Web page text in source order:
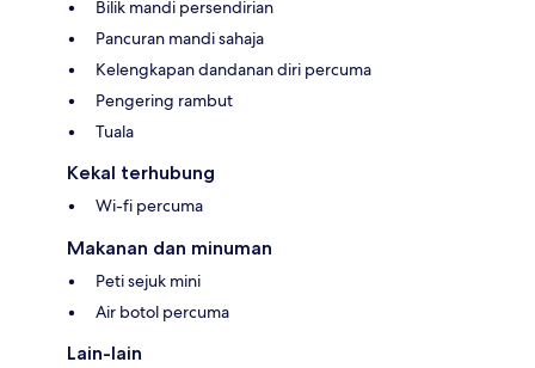
Bilik mandi persendirian
Pancuran mandi sahaja
Kelengkapan dandanan diri percuma
Pengering rambut
Tuala
Kekal terhubung
Wi-fi percuma
Makanan dan minuman
Peti sejuk mini
Air botol percuma
Lain-lain